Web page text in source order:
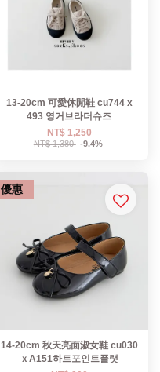
13-20cm 可愛休閒鞋 cu744 x
493 영거브라더슈즈
NT$ 1,250
NT$ 1,380 -9.4%
優惠
14-20cm 秋天亮面淑女鞋 cu030
ｘA151하트포인트플랫